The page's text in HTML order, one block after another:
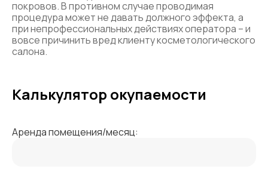
покровов. В противном случае проводимая
процедура может не давать должного эффекта, а
при непрофессиональных действиях оператора – и
вовсе причинить вред клиенту косметологического
салона.
Калькулятор окупаемости
Аренда помещения/месяц: